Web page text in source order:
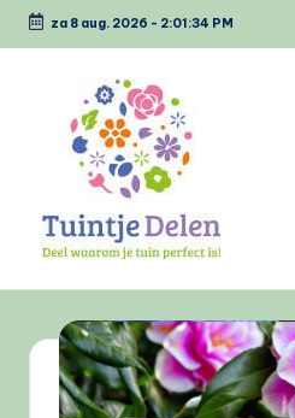
Ga
za 8 aug. 2026 - 2:01:35 PM
jou
tuin
perfect